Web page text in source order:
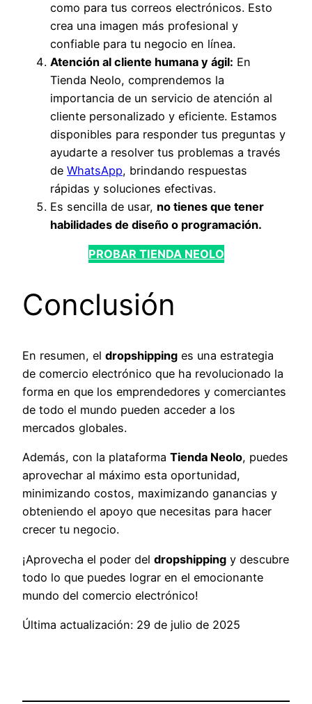
como para tus correos electrónicos. Esto
crea una imagen más profesional y
confiable para tu negocio en línea.
Atención al cliente humana y ágil: En
Tienda Neolo, comprendemos la
importancia de un servicio de atención al
cliente personalizado y eficiente. Estamos
disponibles para responder tus preguntas y
ayudarte a resolver tus problemas a través
de WhatsApp, brindando respuestas
rápidas y soluciones efectivas.
Es sencilla de usar, no tienes que tener
habilidades de diseño o programación.
PROBAR TIENDA NEOLO
Conclusión
En resumen, el dropshipping es una estrategia
de comercio electrónico que ha revolucionado la
forma en que los emprendedores y comerciantes
de todo el mundo pueden acceder a los
mercados globales.
Además, con la plataforma Tienda Neolo, puedes
aprovechar al máximo esta oportunidad,
minimizando costos, maximizando ganancias y
obteniendo el apoyo que necesitas para hacer
crecer tu negocio.
¡Aprovecha el poder del dropshipping y descubre
todo lo que puedes lograr en el emocionante
mundo del comercio electrónico!
Última actualización: 29 de julio de 2025